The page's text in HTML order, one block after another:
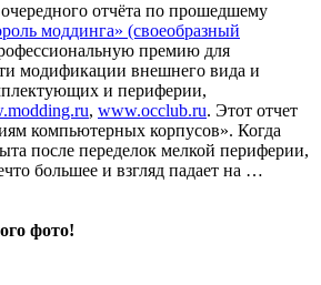
отчёта по прошедшему
моддинга» (своеобразный
премию для
модификации внешнего вида и
и периферии,
, www.occlub.ru. Этот отчет
компьютерных корпусов». Когда
после переделок мелкой периферии,
большее и взгляд падает на …
фото!